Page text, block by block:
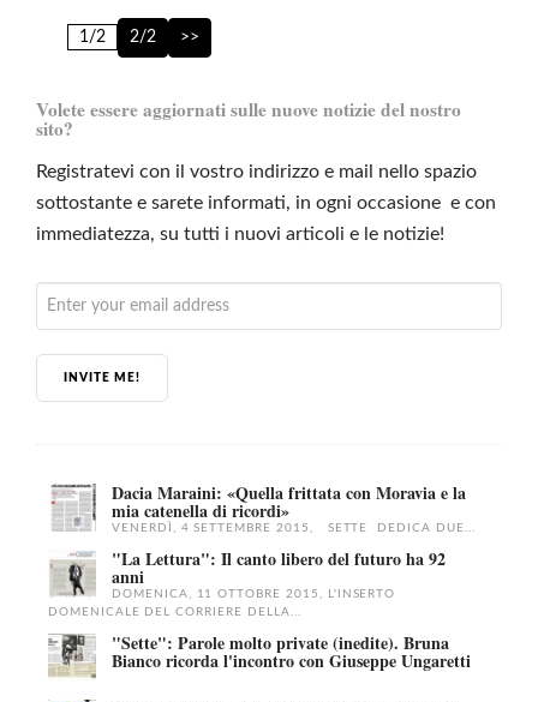
1/2 2/2 >>
Volete essere aggiornati sulle nuove notizie del nostro
sito?
Registratevi con il vostro indirizzo e mail nello spazio
sottostante e sarete informati, in ogni occasione e con
immediatezza, su tutti i nuovi articoli e le notizie!
INVITE ME!
Dacia Maraini: «Quella frittata con Moravia e la
mia catenella di ricordi»
VENERDÌ, 4 SETTEMBRE 2015, SETTE DEDICA DUE...
"La Lettura": Il canto libero del futuro ha 92
anni
DOMENICA, 11 OTTOBRE 2015, L'INSERTO
DOMENICALE DEL CORRIERE DELLA...
"Sette": Parole molto private (inedite). Bruna
Bianco ricorda l'incontro con Giuseppe Ungaretti